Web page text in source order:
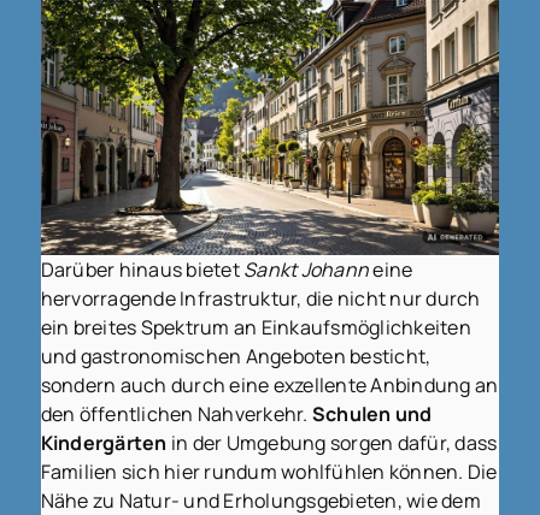
Darüber hinaus bietetSankt Johanneine
hervorragende Infrastruktur, die nicht nur durch
ein breites Spektrum an Einkaufsmöglichkeiten
und gastronomischen Angeboten besticht,
sondern auch durch eine exzellente Anbindung an
den öffentlichen Nahverkehr. Schulen und
Kindergärten in der Umgebung sorgen dafür, dass
Familien sich hier rundum wohlfühlen können. Die
Nähe zu Natur- und Erholungsgebieten, wie dem